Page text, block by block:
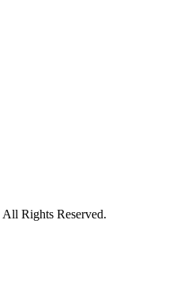
Rights Reserved.